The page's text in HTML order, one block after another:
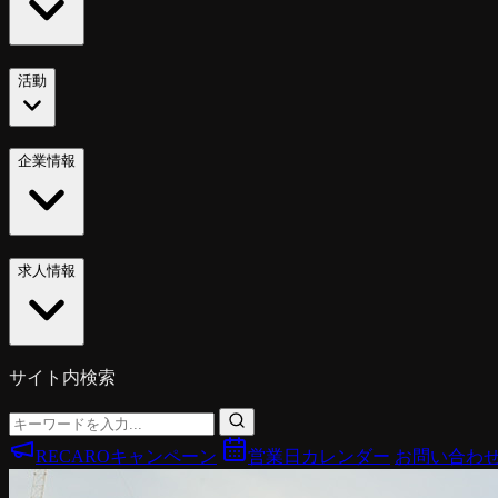
活動
企業情報
求人情報
サイト内検索
RECAROキャンペーン 営業日カレンダー お問い合わ